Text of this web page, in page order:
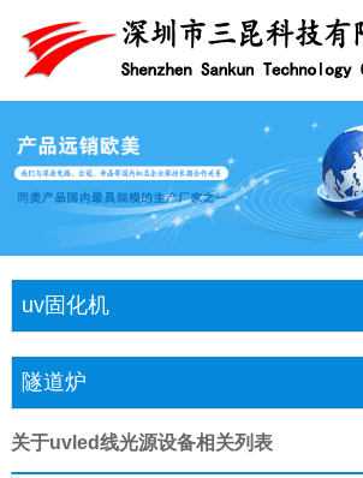
uv固化机
隧道炉
关于uvled线光源设备相关列表